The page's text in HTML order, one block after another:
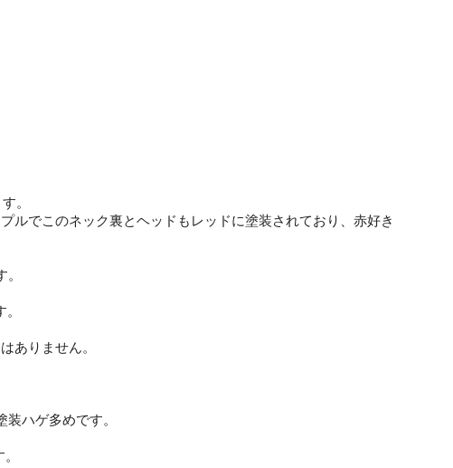
。
ルでこのネック裏とヘッドもレッドに塗装されており、赤好き
ありません。
ハゲ多めです。